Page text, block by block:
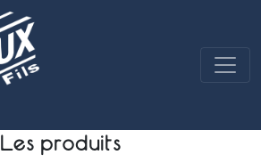
Les produits